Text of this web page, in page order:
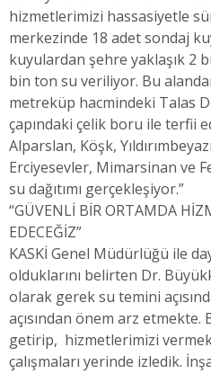
hizmetlerimizi hassasiyetle
merkezinde 18 adet sondaj
kuyulardan şehre yaklaşık 2
bin ton su veriliyor. Bu
metreküp hacmindeki Talas
çapındaki çelik boru ile terfii
Alparslan, Köşk,
Erciyesevler, Mimarsinan ve
su dağıtımı gerçekleşiyor.”
“GÜVENLİ BİR ORTAMDA
EDECEĞİZ”
KASKİ Genel Müdürlüğü ile
olduklarını belirten Dr.
olarak gerek su temini
açısından önem arz etmekte.
getirip, hizmetlerimizi
çalışmaları yerinde izledik.